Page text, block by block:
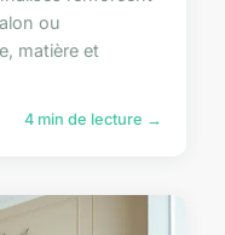
ou
matière et
4 min de lecture →